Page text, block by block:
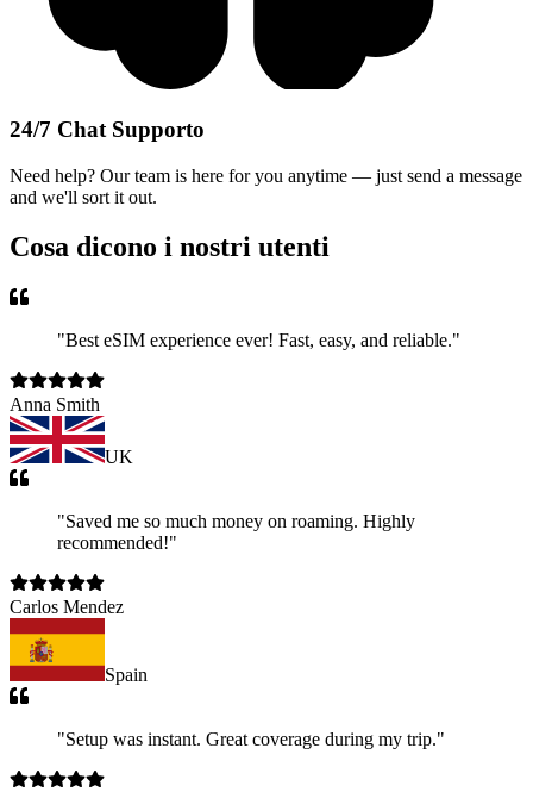
24/7 Chat Supporto
Need help? Our team is here for you anytime — just send a message
and we'll sort it out.
Cosa dicono i nostri utenti
"Best eSIM experience ever! Fast, easy, and reliable."
Anna Smith
UK
"Saved me so much money on roaming. Highly
recommended!"
Carlos Mendez
Spain
"Setup was instant. Great coverage during my trip."